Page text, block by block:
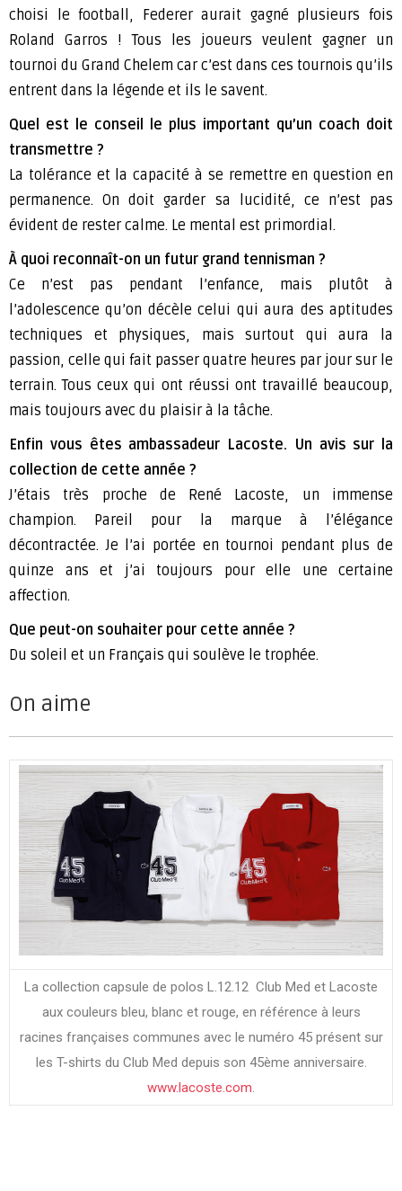
choisi le football, Federer aurait gagné plusieurs fois
Roland Garros ! Tous les joueurs veulent gagner un
tournoi du Grand Chelem car c’est dans ces tournois qu’ils
entrent dans la légende et ils le savent.
Quel est le conseil le plus important qu’un coach doit
transmettre ?
La tolérance et la capacité à se remettre en question en
permanence. On doit garder sa lucidité, ce n’est pas
évident de rester calme. Le mental est primordial.
À quoi reconnaît-on un futur grand tennisman ?
Ce n’est pas pendant l’enfance, mais plutôt à
l’adolescence qu’on décèle celui qui aura des aptitudes
techniques et physiques, mais surtout qui aura la
passion, celle qui fait passer quatre heures par jour sur le
terrain. Tous ceux qui ont réussi ont travaillé beaucoup,
mais toujours avec du plaisir à la tâche.
Enfin vous êtes ambassadeur Lacoste. Un avis sur la
collection de cette année ?
J’étais très proche de René Lacoste, un immense
champion. Pareil pour la marque à l’élégance
décontractée. Je l’ai portée en tournoi pendant plus de
quinze ans et j’ai toujours pour elle une certaine
affection.
Que peut-on souhaiter pour cette année ?
Du soleil et un Français qui soulève le trophée.
On aime
La collection capsule de polos L.12.12 Club Med et Lacoste
aux couleurs bleu, blanc et rouge, en référence à leurs
racines françaises communes avec le numéro 45 présent sur
les T-shirts du Club Med depuis son 45ème anniversaire.
www.lacoste.com.